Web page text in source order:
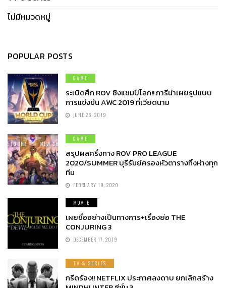
ไม่มีหมวดหมู่
POPULAR POSTS
GAME
ระเบิดศึก ROV ชิงแชมป์โลก!! การีน่าเผยรูปแบบ
การแข่งขัน AWC 2019 ที่เวียดนาม
JUNE 26, 2019
GAME
สรุปผลครึ่งทาง ROV PRO LEAGUE
2020/SUMMER บุรีรัมย์ครองหัวตารางทิ้งห่างทุก
ทีม
FEBRUARY 19, 2020
MOVIE
เผยชื่ออย่างเป็นทางการ+เรื่องย่อ THE
CONJURING 3
DECEMBER 17, 2019
TV & SERIES
กรีดร้อง!! NETFLIX ประกาศลงดาบ ยกเลิกสร้าง